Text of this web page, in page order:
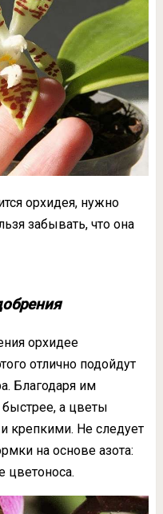
орхидея, нужно
забывать, что она
орхидее
отлично подойдут
Благодаря им
а цветы
крепкими. Не следует
на основе азота:
цветоноса.